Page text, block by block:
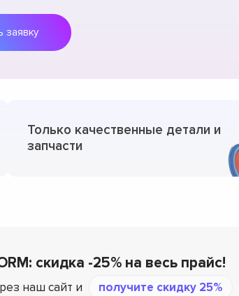
Оставить заявку
Только качественные детали и
запчасти
скидка -25% на весь прайс!
наш сайт и получите скидку 25%